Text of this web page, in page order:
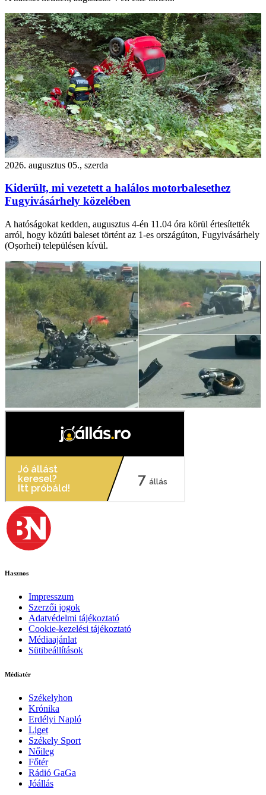
2026. augusztus 05., szerda
Kiderült, mi vezetett a halálos motorbalesethez
Fugyivásárhely közelében
A hatóságokat kedden, augusztus 4-én 11.04 óra körül értesítették
arról, hogy közúti baleset történt az 1-es országúton, Fugyivásárhely
(Oșorhei) településen kívül.
Hasznos
Impresszum
Szerzői jogok
Adatvédelmi tájékoztató
Cookie-kezelési tájékoztató
Médiaajánlat
Sütibeállítások
Médiatér
Székelyhon
Krónika
Erdélyi Napló
Liget
Székely Sport
Nőileg
Főtér
Rádió GaGa
Jóállás